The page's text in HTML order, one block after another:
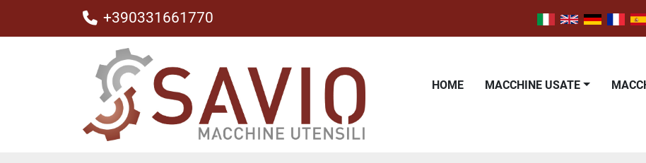
+390331661770
HOME MACCHINE USATE